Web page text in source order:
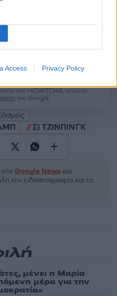
Access Privacy Policy
2000 /2000
σχολίου
από reCAPTCHA, ισχύουν
της Google.
ΣΙ ΤΖΙΝΠΙΝΓΚ
Google News και
την ειδησεογραφία και τα
μένει η Μαρία
μέρα για την